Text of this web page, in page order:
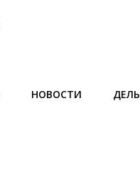
НОВОСТИ